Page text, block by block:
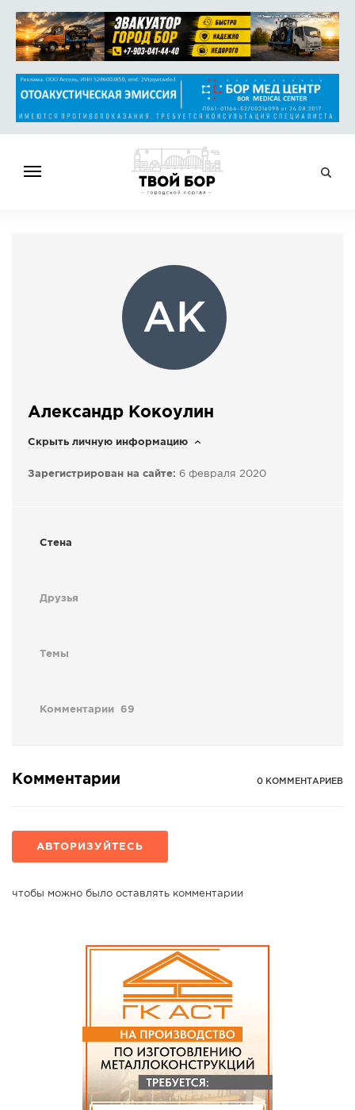
СПРАВОЧНИК
ОБЪЯВЛЕНИЯ
СТАТЬИ
ГОЛОСОВАНИЯ
АК
Александр Кокоулин
Скрыть личную информацию
Зарегистрирован на сайте: 6 февраля 2020
Стена
Друзья
Темы
Комментарии 69
Комментарии 0 КОММЕНТАРИЕВ
АВТОРИЗУЙТЕСЬ
чтобы можно было оставлять комментарии